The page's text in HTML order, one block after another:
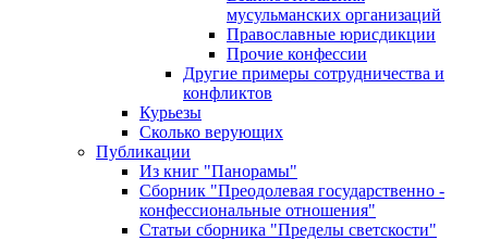
мусульманских организаций
Православные юрисдикции
Прочие конфессии
Другие примеры сотрудничества и
конфликтов
Курьезы
Сколько верующих
Публикации
Из книг "Панорамы"
Сборник "Преодолевая государственно -
конфессиональные отношения"
Статьи сборника "Пределы светскости"